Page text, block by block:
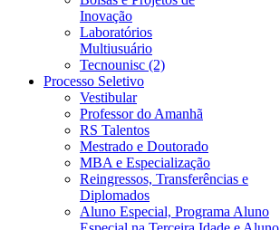
Inovação
Laboratórios
Multiusuário
Tecnounisc (2)
Processo Seletivo
Vestibular
Professor do Amanhã
RS Talentos
Mestrado e Doutorado
MBA e Especialização
Reingressos, Transferências e
Diplomados
Aluno Especial, Programa Aluno